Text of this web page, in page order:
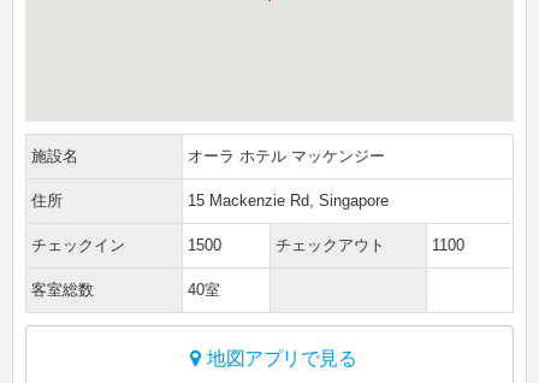
施設名 オーラ ホテル マッケンジー
住所 15 Mackenzie Rd, Singapore
チェックイン 1500 チェックアウト 1100
客室総数 40室
地図アプリで見る